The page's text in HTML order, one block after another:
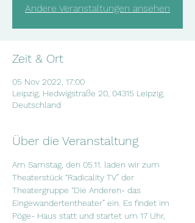
Andere Veranstaltungen ansehen
Zeit & Ort
05 Nov 2022, 17:00
Leipzig, Hedwigstraße 20, 04315 Leipzig,
Deutschland
Über die Veranstaltung
Am Samstag, den 05.11. laden wir zum
Theaterstück “Radicality TV” der
Theatergruppe “Die Anderen- das
Eingewandertentheater” ein. Es findet im
Pöge- Haus statt und startet um 17 Uhr,